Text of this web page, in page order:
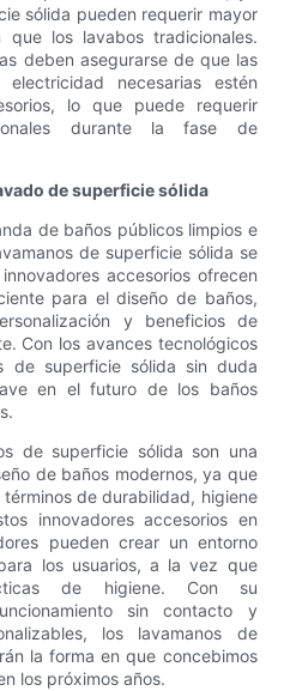
sólida pueden requerir mayor
que los lavabos tradicionales.
deben asegurarse de que las
necesarias estén
lo que puede requerir
durante la fase de
de superficie sólida
de baños públicos limpios e
de superficie sólida se
accesorios ofrecen
para el diseño de baños,
y beneficios de
Con los avances tecnológicos
de superficie sólida sin duda
en el futuro de los baños
de superficie sólida son una
de baños modernos, ya que
de durabilidad, higiene
innovadores accesorios en
pueden crear un entorno
los usuarios, a la vez que
de higiene. Con su
sin contacto y
los lavamanos de
la forma en que concebimos
los próximos años.